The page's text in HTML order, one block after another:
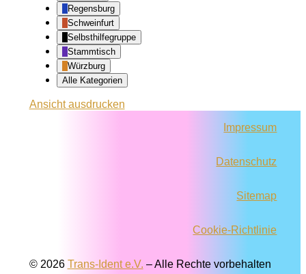
Regensburg
Schweinfurt
Selbsthilfegruppe
Stammtisch
Würzburg
Alle Kategorien
Ansichtausdrucken
Impressum
Datenschutz
Sitemap
Cookie-Richtlinie
© 2026 Trans-Ident e.V. – Alle Rechte vorbehalten